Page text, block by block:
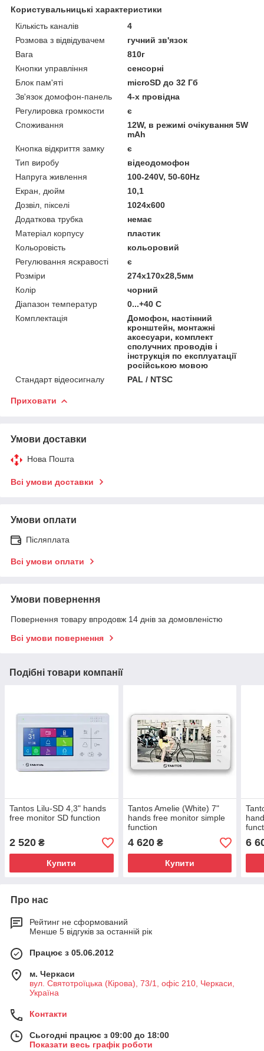
Користувальницькі характеристики
Кількість каналів
4
Розмова з відвідувачем
гучний зв'язок
Вага
810г
Кнопки управління
сенсорні
Блок пам'яті
microSD до 32 Гб
Зв'язок домофон-панель
4-х провідна
Регулировка громкости
є
Споживання
12W, в режимі очікування 5W
mAh
Кнопка відкриття замку
є
Тип виробу
відеодомофон
Напруга живлення
100-240V, 50-60Hz
Екран, дюйм
10,1
Дозвіл, пікселі
1024х600
Додаткова трубка
немає
Матеріал корпусу
пластик
Кольоровість
кольоровий
Регулювання яскравості
є
Розміри
274x170x28,5мм
Колір
чорний
Діапазон температур
0...+40 С
Комплектація
Домофон, настінний
кронштейн, монтажні
аксесуари, комплект
сполучних проводів і
інструкція по експлуатації
російською мовою
Стандарт відеосигналу
PAL / NTSC
Приховати
Умови доставки
Нова Пошта
Всі умови доставки
Умови оплати
Післяплата
Всі умови оплати
Умови повернення
Повернення товару впродовж 14 днів за домовленістю
Всі умови повернення
Подібні товари компанії
Tantos Lilu-SD 4,3" hands
free monitor SD function
2 520 ₴
Купити
Tantos Amelie (White) 7"
hands free monitor simple
function
4 620₴
Купити
6
Про нас
Рейтинг не сформований
Менше 5 відгуків за останній рік
Працює з 05.06.2012
м. Черкаси
вул. Святотроїцька (Кірова), 73/1, офіс 210, Черкаси,
Україна
Контакти
Сьогодні працює з 09:00 до 18:00
Показати весь графік роботи